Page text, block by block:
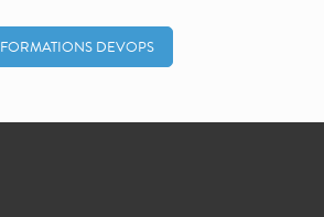
FORMATIONS DEVOPS